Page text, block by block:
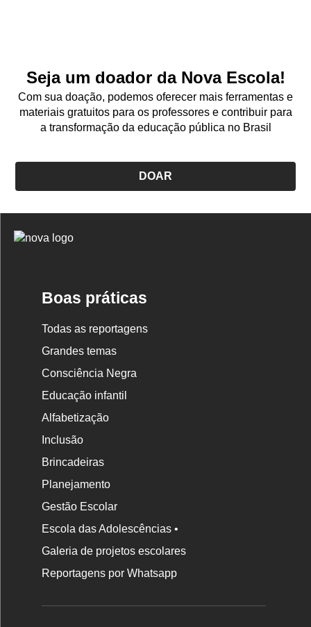
Seja um doador da Nova Escola!
Com sua doação, podemos oferecer mais ferramentas e
materiais gratuitos para os professores e contribuir para
a transformação da educação pública no Brasil
DOAR
Logo
Boas práticas
Todas as reportagens
Grandes temas
Consciência Negra
Educação infantil
Alfabetização
Inclusão
Brincadeiras
Planejamento
Gestão Escolar
Escola das Adolescências •
Galeria de projetos escolares
Reportagens por Whatsapp